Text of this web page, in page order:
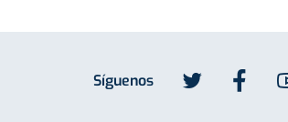
Síguenos